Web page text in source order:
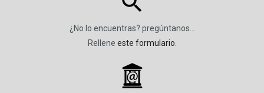
¿No lo encuentras? pregúntanos…
Rellene este formulario
_